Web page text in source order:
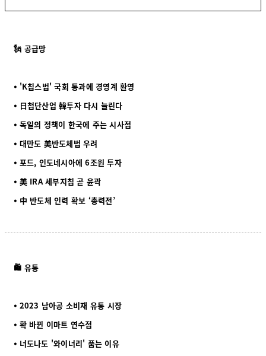
🗽 공급망
⦁ 'K칩스법' 국회 통과에 경영계 환영
⦁ 日첨단산업 韓투자 다시 늘린다
⦁ 독일의 정책이 한국에 주는 시사점
⦁ 대만도 美반도체법 우려
⦁ 포드, 인도네시아에 6조원 투자
⦁ 美 IRA 세부지침 곧 윤곽
⦁ 中 반도체 인력 확보 ‘총력전’
🛍️ 유통
⦁ 2023 남아공 소비재 유통 시장
⦁ 확 바뀐 이마트 연수점
⦁ 너도나도 '와이너리' 품는 이유